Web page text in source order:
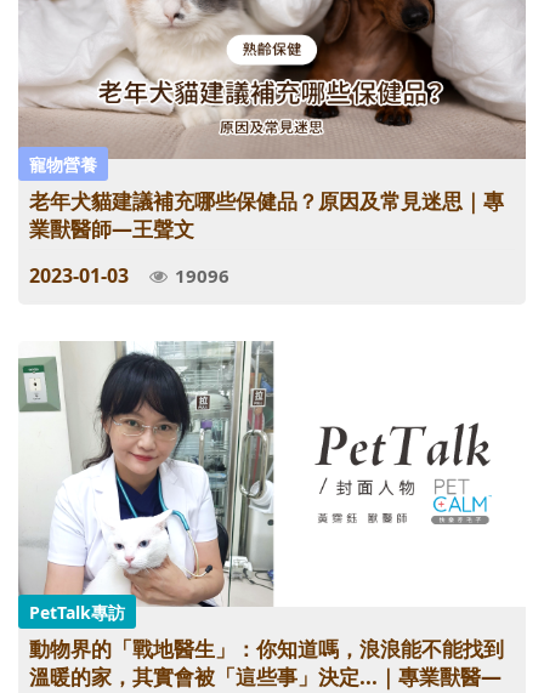
寵物營養
老年犬貓建議補充哪些保健品？原因及常見迷思｜專
業獸醫師—王聲文
2023-01-03 19096
PetTalk專訪
動物界的「戰地醫生」：你知道嗎，浪浪能不能找到
溫暖的家，其實會被「這些事」決定...｜專業獸醫—